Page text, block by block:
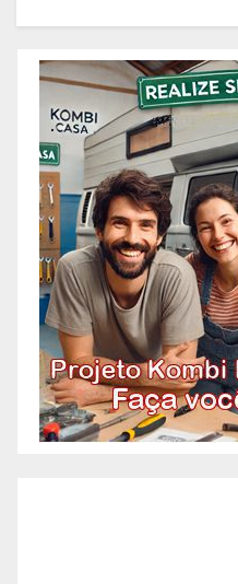
Construções e OAC. Pedreiro:
Geral, Azulejista, Acabamento,
Alvenaria, Reformas,
Construções, Manutenção e
OAC! Quando você pensa em
Pedreiro, imagina aquele
profissional que faz tudo
relacionado à construção?
Acontece que atualmente os
pedreiros se especializaram em
algumas etapas específicas da
construção. A necessidade de
agilidade